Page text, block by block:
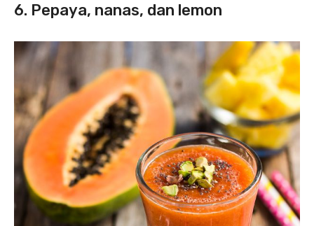
6. Pepaya, nanas, dan lemon